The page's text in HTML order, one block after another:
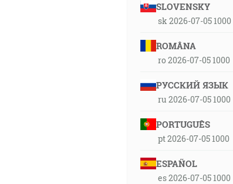
SLOVENSKY
sk 2026-07-05 1000
ROMÂNA
ro 2026-07-05 1000
РУССКИЙ ЯЗЫК
ru 2026-07-05 1000
PORTUGUÊS
pt 2026-07-05 1000
ESPAÑOL
es 2026-07-05 1000